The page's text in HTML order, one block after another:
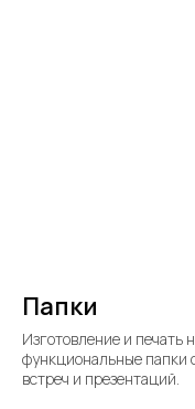
Папки
Изготовление и печать
функциональные папки
встреч и презентаций.